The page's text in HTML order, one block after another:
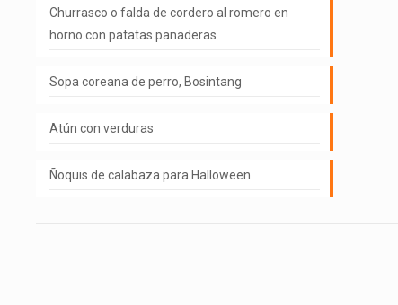
Churrasco o falda de cordero al romero en
horno con patatas panaderas
Sopa coreana de perro, Bosintang
Atún con verduras
Ñoquis de calabaza para Halloween